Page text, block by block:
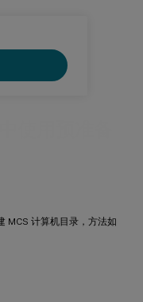
MCS 计算机目录，方法如